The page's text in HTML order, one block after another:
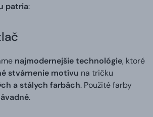
patria:
najmodernejšie technológie, ktoré
stvárnenie motívu na tričku
a stálych farbách. Použité farby
.